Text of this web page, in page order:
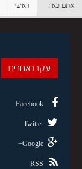
אתם כאן: ראשי
עקבו אחרינו
Facebook
Twitter
Google+
RSS